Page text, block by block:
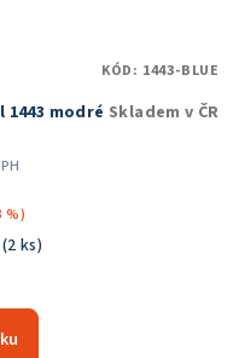
modré Skladem v ČR
%)
(2 ks)
KÓD: 1443-BLUE